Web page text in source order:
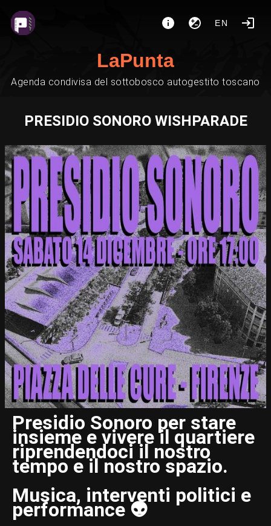
EN
LaPunta
Agenda condivisa del sottobosco autogestito toscano
PRESIDIO SONORO WISHPARADE
Presidio Sonoro per stare
insieme e vivere il quartiere
riprendendoci il nostro
tempo e il nostro spazio.
Musica, interventi politici e
performance 👽